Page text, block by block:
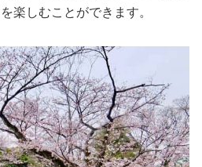
楽しむことができます。